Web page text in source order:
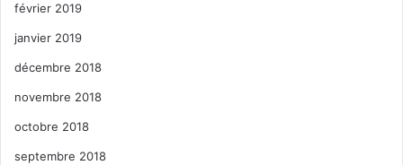
février 2019
janvier 2019
décembre 2018
novembre 2018
octobre 2018
septembre 2018